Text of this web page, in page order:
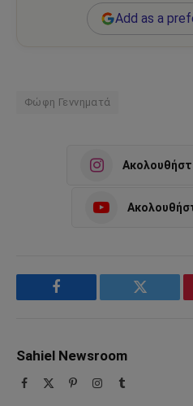
Add as a
Φώφη Γεννηματά
Facebook Twitter
Sahiel Newsroom
Facebook PinterestInstagram
Tumblr